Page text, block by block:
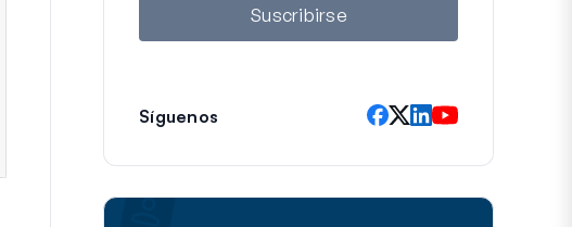
t
i
Suscribirse
Síguenos